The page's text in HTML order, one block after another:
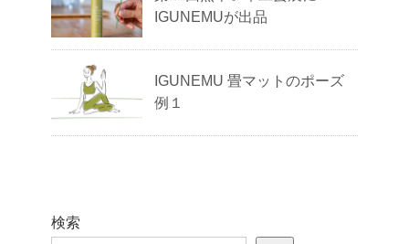
IGUNEMUが出品
IGUNEMU 畳マットのポーズ
例１
検索